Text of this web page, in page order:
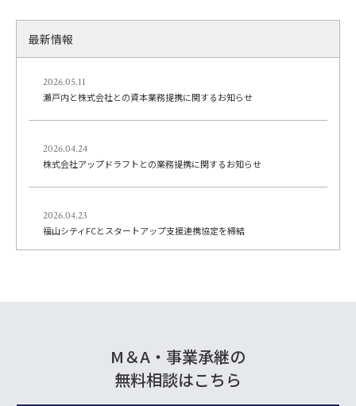
o
k
最新情報
2026.05.11
瀬戸内と株式会社との資本業務提携に関するお知らせ
2026.04.24
株式会社アップドラフトとの業務提携に関するお知らせ
2026.04.23
福山シティFCとスタートアップ支援連携協定を締結
M＆A・事業承継の
無料相談はこちら